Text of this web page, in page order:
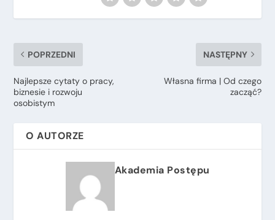
POPRZEDNI
Najlepsze cytaty o pracy,
biznesie i rozwoju
osobistym
NASTĘPNY
Własna firma | Od czego
zacząć?
O AUTORZE
Akademia Postępu